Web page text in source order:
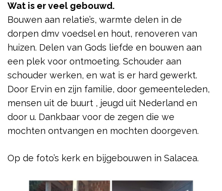
Wat is er veel gebouwd.
Bouwen aan relatie’s, warmte delen in de
dorpen dmv voedsel en hout, renoveren van
huizen. Delen van Gods liefde en bouwen aan
een plek voor ontmoeting. Schouder aan
schouder werken, en wat is er hard gewerkt.
Door Ervin en zijn familie, door gemeenteleden,
mensen uit de buurt , jeugd uit Nederland en
door u. Dankbaar voor de zegen die we
mochten ontvangen en mochten doorgeven.
Op de foto’s kerk en bijgebouwen in Salacea.